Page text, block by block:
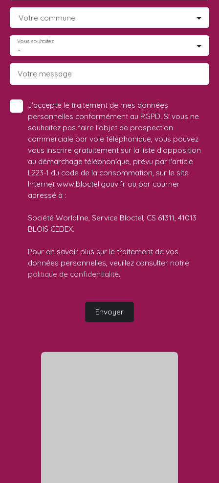
Votre commune
-
Vous souhaitez
Votre message
J'accepte le traitement de mes données
personnelles conformément au RGPD. Si vous ne
souhaitez pas faire l'objet de prospection
commerciale par voie téléphonique, vous pouvez
vous inscrire gratuitement sur la liste d'opposition
au démarchage téléphonique, prévu par l'article
L223-1 du code de la consommation, sur le site
Internet www.bloctel.gouv.fr ou par courrier
adressé à :
Société Worldline, Service Bloctel, CS 61311, 41013
BLOIS CEDEX.
Pour en savoir plus sur le traitement de vos
données personnelles, veuillez consulter notre
politique de confidentialité.
Envoyer